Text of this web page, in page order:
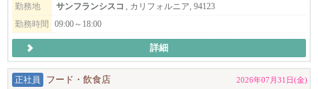
勤務地
サンフランシスコ
, カリフォルニア, 94123
勤務時間
09:00～18:00
詳細
正社員 フード・飲食店 2026年07月31日(金)